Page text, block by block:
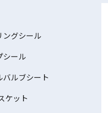
ングシール
シール
バルブシート
ケット